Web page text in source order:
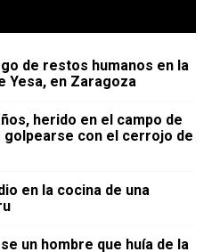
de restos humanos en la
Yesa, en Zaragoza
herido en el campo de
con el cerrojo de
en la cocina de una
un hombre que huía de la